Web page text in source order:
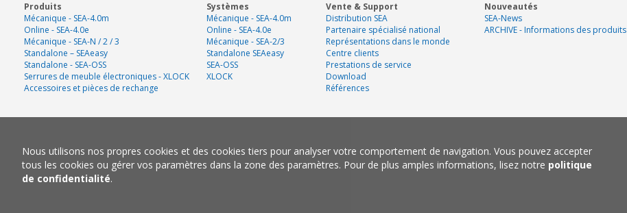
Produits
Mécanique - SEA-4.0m
Online - SEA-4.0e
Mécanique - SEA-N / 2 / 3
Standalone – SEAeasy
Standalone - SEA-OSS
Serrures de meuble électroniques - XLOCK
Accessoires et pièces de rechange
Systèmes
Mécanique - SEA-4.0m
Online - SEA-4.0e
Mécanique - SEA-2/3
Standalone SEAeasy
SEA-OSS
XLOCK
Vente & Support
Distribution SEA
Partenaire spécialisé national
Représentations dans le monde
Centre clients
Prestations de service
Download
Références
Nouveautés
SEA-News
ARCHIVE - Informations des produits
Nous utilisons nos propres cookies et des cookies tiers pour analyser votre comportement de navigation. Vous pouvez accepter
tous les cookies ou gérer vos paramètres dans la zone des paramètres. Pour de plus amples informations, lisez notre politique
de confidentialité.